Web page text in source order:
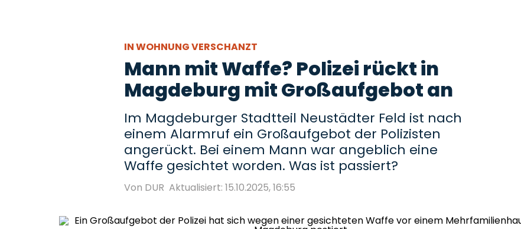
IN WOHNUNG VERSCHANZT
Mann mit Waffe? Polizei rückt in
Magdeburg mit Großaufgebot an
Im Magdeburger Stadtteil Neustädter Feld ist nach
einem Alarmruf ein Großaufgebot der Polizisten
angerückt. Bei einem Mann war angeblich eine
Waffe gesichtet worden. Was ist passiert?
Von DUR Aktualisiert: 15.10.2025, 16:55